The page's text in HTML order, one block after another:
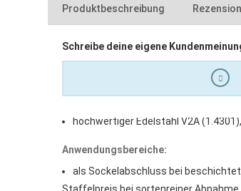
Produktbeschreibung
Eigenschaften:
hochwertiger Edelstahl V2A
Anwendungsbereiche:
als Sockelabschluss bei
Schreibe deine eigene